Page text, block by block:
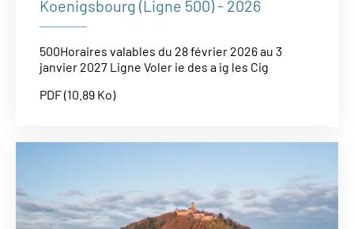
Koenigsbourg (Ligne 500) - 2026
500Horaires valables du 28 février 2026 au 3
janvier 2027 Ligne Voler ie des a ig les Cig
PDF (10.89 Ko)